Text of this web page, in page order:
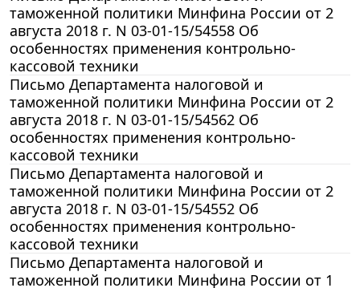
таможенной политики Минфина России от 2
августа 2018 г. N 03-01-15/54558 Об
особенностях применения контрольно-
кассовой техники
Письмо Департамента налоговой и
таможенной политики Минфина России от 2
августа 2018 г. N 03-01-15/54562 Об
особенностях применения контрольно-
кассовой техники
Письмо Департамента налоговой и
таможенной политики Минфина России от 2
августа 2018 г. N 03-01-15/54552 Об
особенностях применения контрольно-
кассовой техники
Письмо Департамента налоговой и
таможенной политики Минфина России от 1